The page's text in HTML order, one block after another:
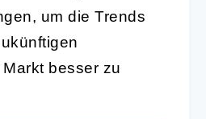
um die Trends
besser zu